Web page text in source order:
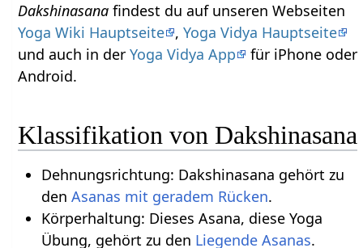
Dakshinasana findest du auf unseren Webseiten
Yoga Wiki Hauptseite ,Yoga Vidya Hauptseite
und auch in derYoga Vidya App
für iPhone oder
Android.
Klassifikation von Dakshinasana
Dehnungsrichtung: Dakshinasana gehört zu
den Asanas mit geradem Rücken.
Körperhaltung: Dieses Asana, diese Yoga
Übung, gehört zu den Liegende Asanas.